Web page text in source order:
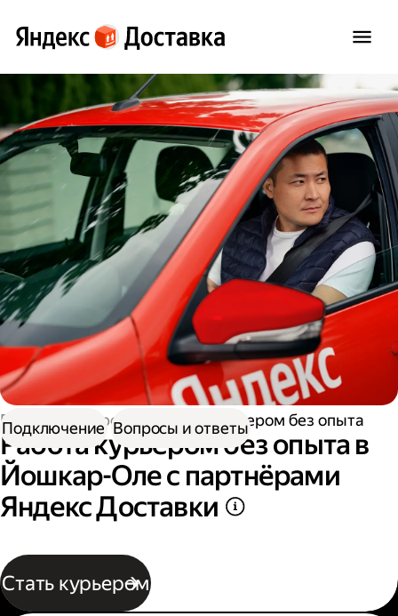
Работа курьером Работа курьером без опыта
Работа курьером без опыта в
Йошкар-Оле с партнёрами
Яндекс Доставки
Стать курьером
Подключение Вопросы и ответы